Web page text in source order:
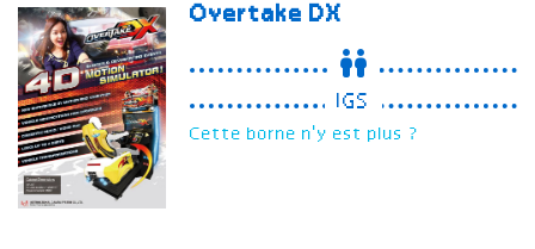
OvertakeDX
IGS
Cette borne n'y est plus ?